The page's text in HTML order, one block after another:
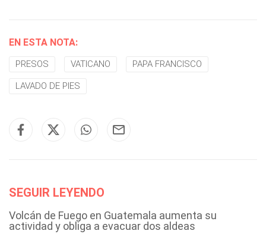
EN ESTA NOTA:
PRESOS VATICANO PAPA FRANCISCO
LAVADO DE PIES
SEGUIR LEYENDO
Volcán de Fuego en Guatemala aumenta su
actividad y obliga a evacuar dos aldeas